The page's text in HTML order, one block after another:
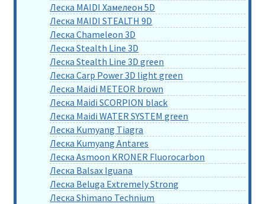
Леска MAIDI Хамелеон 5D
Леска MAIDI STEALTH 9D
Леска Chameleon 3D
Леска Stealth Line 3D
Леска Stealth Line 3D green
Леска Carp Power 3D light green
Леска Maidi METEOR brown
Леска Maidi SCORPION black
Леска Maidi WATER SYSTEM green
Леска Kumyang Tiagra
Леска Kumyang Antares
Леска Asmoon KRONER Fluorocarbon
Леска Balsax Iguana
Леска Beluga Extremely Strong
Леска Shimano Technium